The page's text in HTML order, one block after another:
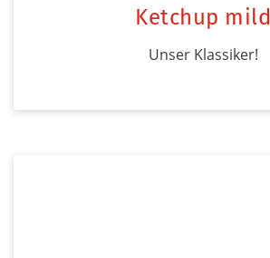
Ketchup mild
Unser Klassiker!